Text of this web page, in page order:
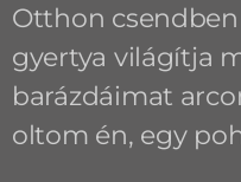
Otthon
gyertya világítja
barázdáimat
oltom én, egy